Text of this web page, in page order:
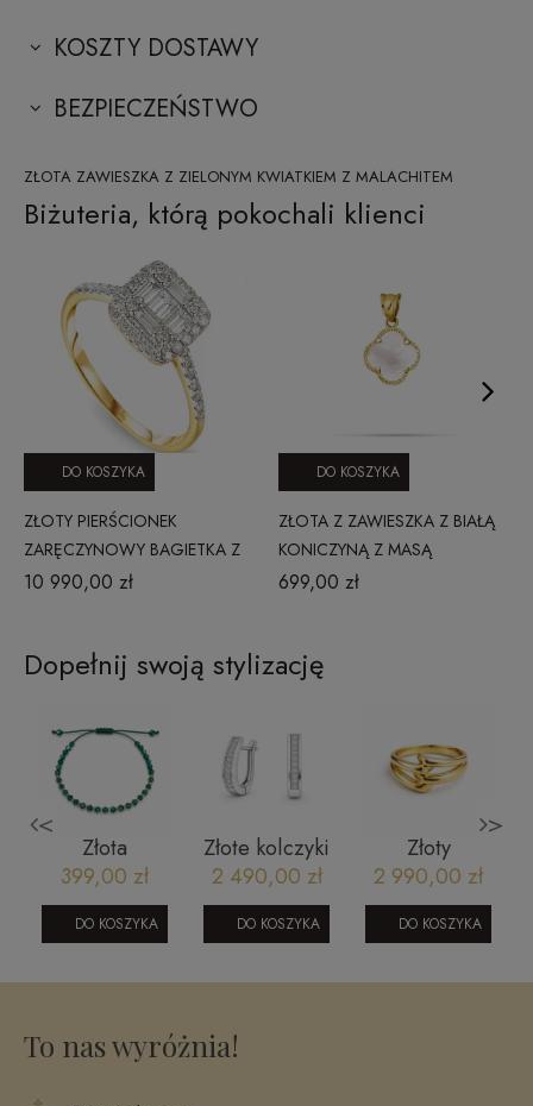
KOSZTY DOSTAWY
BEZPIECZEŃSTWO
ZŁOTA ZAWIESZKA Z ZIELONYM KWIATKIEM Z MALACHITEM
Biżuteria, którą pokochali klienci
ZŁOTY PIERŚCIONEK
ZARĘCZYNOWY BAGIETKA Z
BRYLANTAMI 0,57 CT
10 990,00 zł
DO KOSZYKA
ZŁOTA Z ZAWIESZKA Z BIAŁĄ
KONICZYNĄ Z MASĄ
PERŁOWĄ 221220231Z3_S
699,00 zł
DO KOSZYKA
Dopełnij swoją stylizację
<
Złota
bransoletka
sznurek kulki
diamentowane
585
2503202415
399,00 zł
DO KOSZYKA
Złote kolczyki
z białego
złota
1402202413
2 490,00 zł
DO KOSZYKA
Złoty
pierścionek
geometryczny
z ciętym
2 990,00 zł
DO KOSZYKA
>
To nas wyróżnia!